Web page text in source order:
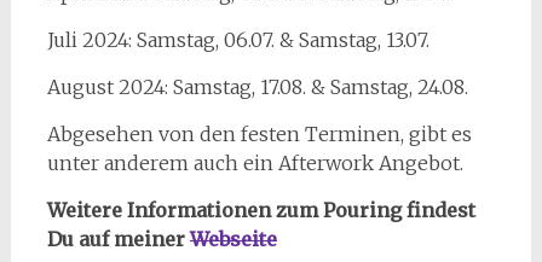
Juli 2024: Samstag, 06.07. & Samstag, 13.07.
August 2024: Samstag, 17.08. & Samstag, 24.08.
Abgesehen von den festen Terminen, gibt es
unter anderem auch ein Afterwork Angebot.
Weitere Informationen zum Pouring findest
Du auf meinerWebseite